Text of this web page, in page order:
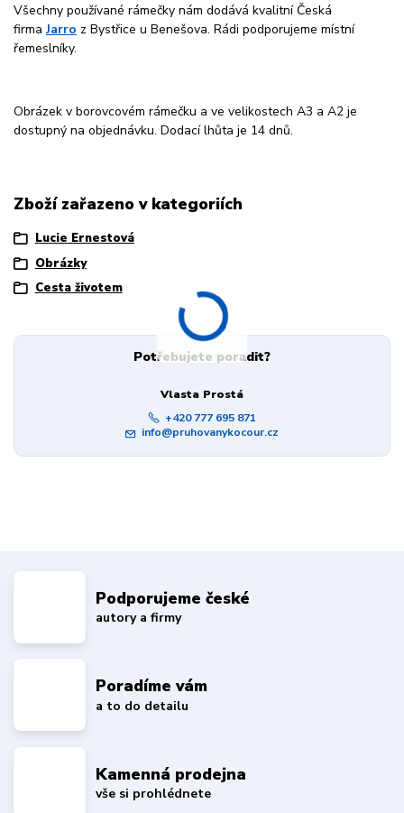
Všechny používané rámečky nám dodává kvalitní Česká
firmaJarro z Bystřice u Benešova. Rádi podporujeme místní
řemeslníky.
Obrázek v borovcovém rámečku a ve velikostech A3 a A2 je
dostupný na objednávku. Dodací lhůta je 14 dnů.
Zboží zařazeno v kategoriích
Lucie Ernestová
Obrázky
Cesta životem
Potřebujete poradit?
Vlasta Prostá
+420 777 695 871
info@pruhovanykocour.cz
Podporujeme české
autory a firmy
Poradíme vám
a to do detailu
Kamenná prodejna
vše si prohlédnete